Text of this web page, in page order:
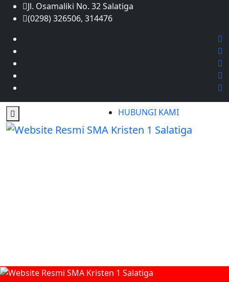
Jl. Osamaliki No. 32 Salatiga
(0298) 326506, 314476
HUBUNGI KAMI